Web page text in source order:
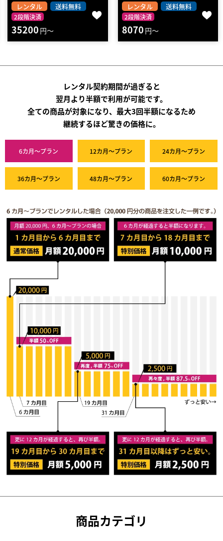
レンタル 送料無料
2段階決済
8070円～
レンタル 送料無料
2段階決済
4250 円～
レンタル契約期間が過ぎると
翌月より半額で利用が可能です。
全ての商品が対象になり、最大3回半額になるため
継続するほど驚きの価格に。
6カ月～プラン 12カ月～プラン 24カ月～プラン
36カ月～プラン 48カ月～プラン 60カ月～プラン
商品カテゴリ